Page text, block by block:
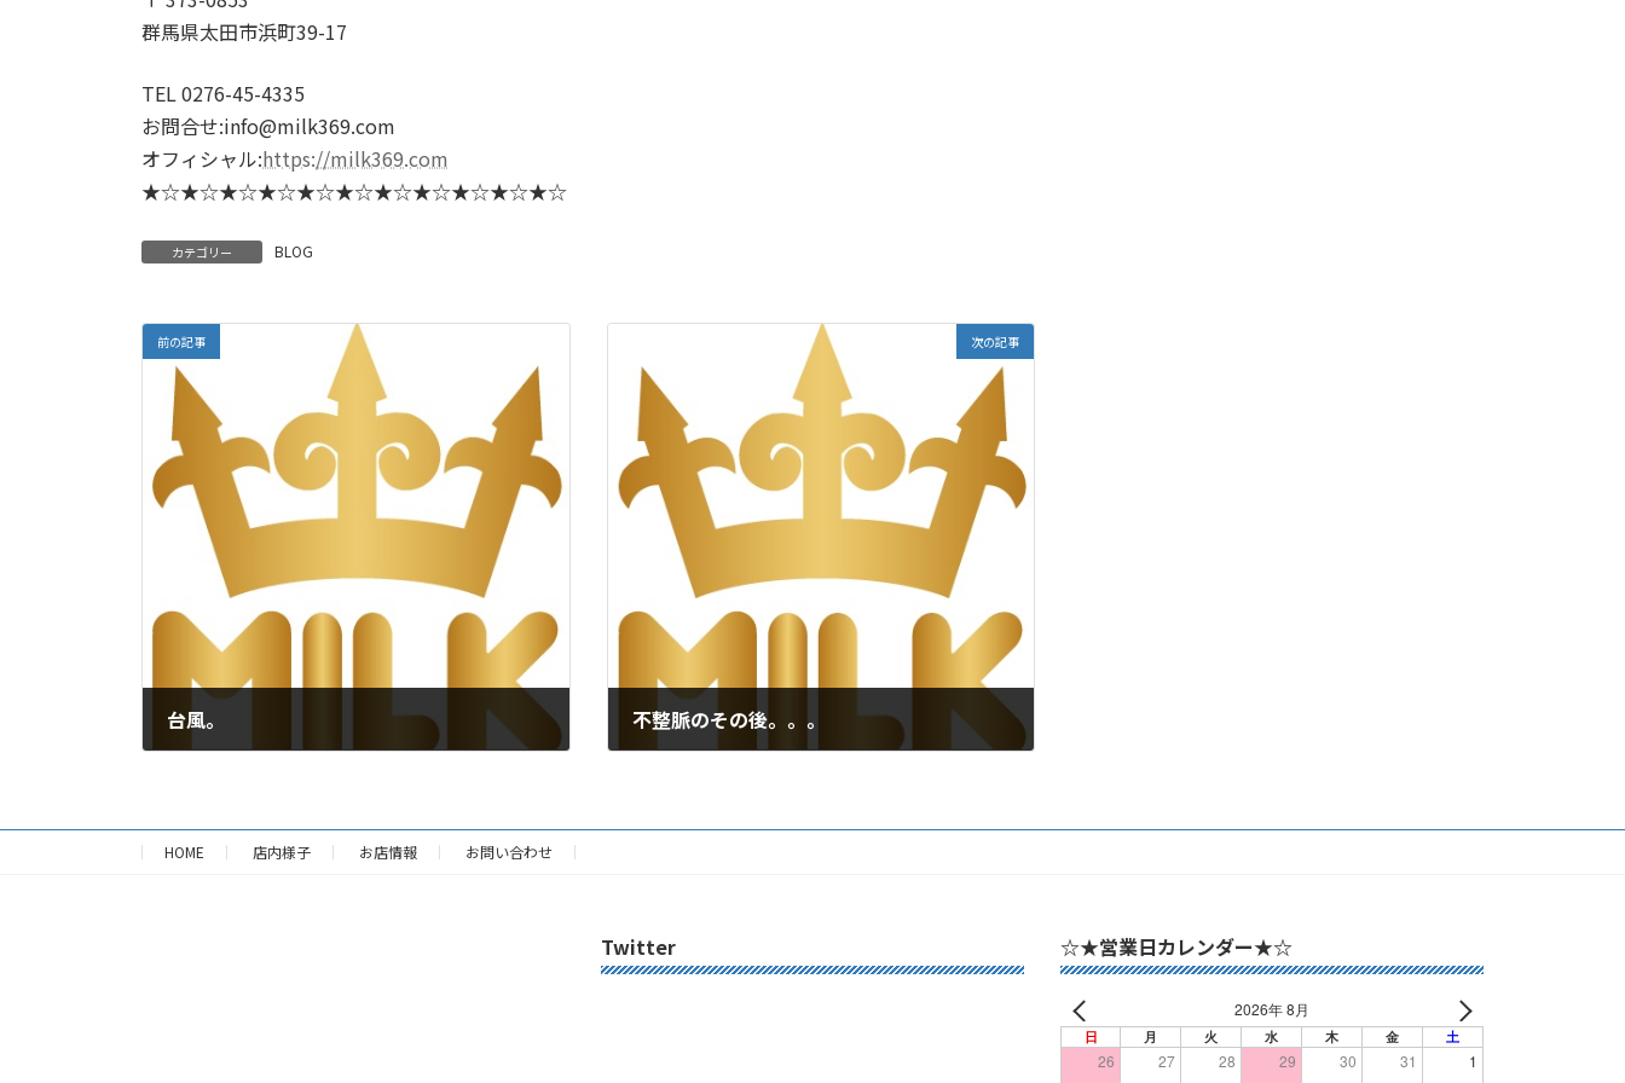
群馬県太田市浜町39-17
TEL 0276-45-4335
お問合せ:info@milk369.com
オフィシャル:https://milk369.com
★☆★☆★☆★☆★☆★☆★☆★☆★☆★☆★☆
カテゴリー BLOG
前の記事
台風。
次の記事
不整脈のその後。。。
HOME 店内様子 お店情報 お問い合わせ
Twitter ☆★営業日カレンダー★☆
2026年 8月
日 月 火 水 木 金 土
26 27 28 29 30 31 1